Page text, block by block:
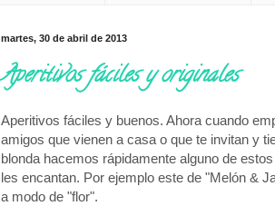
martes, 30 de abril de 2013
Aperitivos fáciles y originales
Aperitivos fáciles y buenos. Ahora cuando
amigos que vienen a casa o que te invitan y
blonda hacemos rápidamente alguno de
les encantan. Por ejemplo este de "Melón &
a modo de "flor".